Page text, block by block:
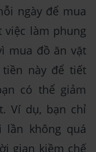
ngày để mua
việc làm phung
mua đồ ăn vặt
này để tiết
có thể giảm
Ví dụ, bạn chỉ
không quá
gian kiềm chế